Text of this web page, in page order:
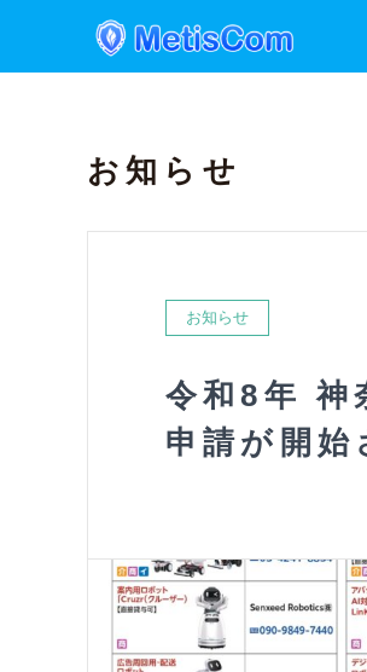
お知らせ
お知らせ
令和8年 神
申請が開始